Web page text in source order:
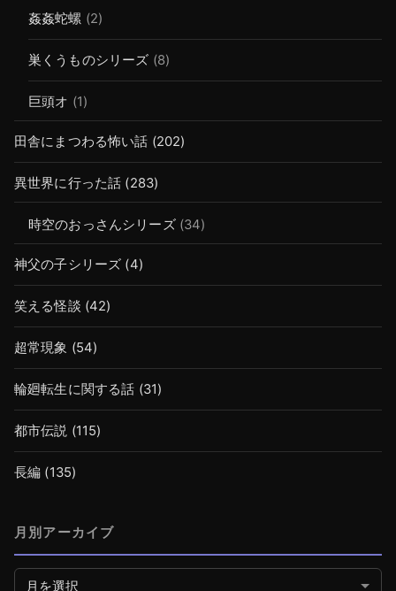
姦姦蛇螺 (2)
巣くうものシリーズ (8)
巨頭オ (1)
田舎にまつわる怖い話 (202)
異世界に行った話 (283)
時空のおっさんシリーズ(34)
神父の子シリーズ (4)
笑える怪談 (42)
超常現象 (54)
輪廻転生に関する話 (31)
都市伝説 (115)
長編 (135)
月別アーカイブ
月別アーカイブ